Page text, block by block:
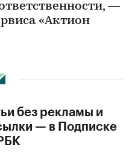
—
«Актион
без рекламы и
— в Подписке